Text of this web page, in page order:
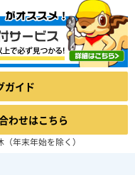
ガイド
わせはこちら
年末年始を除く）